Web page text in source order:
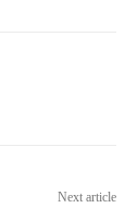
Next article